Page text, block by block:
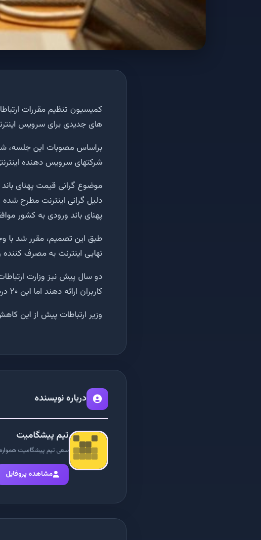
کمیسیون تنظیم مقررات
های جدیدی برای سرویس
براساس مصوبات این جلسه،
شرکتهای سرویس دهنده اینترنتی با ۳۰ درصد کاهش قیمت نسبت به
موضوع گرانی قیمت پهنای باند
دلیل گرانی اینترنت مطرح
پهنای باند ورودی به کشور
طبق این تصمیم، مقرر شد با
نهایی اینترنت به مصرف کننده را ۱۵درصد کاهش
کاربران ارائه دهند اما این ۲۰ درصد آنطور که باید در قیمت نهایی اینترنت، ملموس نبود.
وزیر ارتباطات پیش از این کاهش بیش از ۱۵ درصد قیمت اینترنت
درباره نویسنده
تیم پیشگامیت
سعی تیم پیشگامیت همواره
مشاهده پروفایل